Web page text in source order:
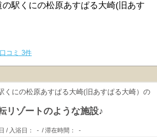
駅くにの松原あすぱる大崎(旧あす
口コミ 3件
くにの松原あすぱる大崎(旧あすぱる大崎）の
リゾートのような施設♪
/ 入浴日： - / 滞在時間： -